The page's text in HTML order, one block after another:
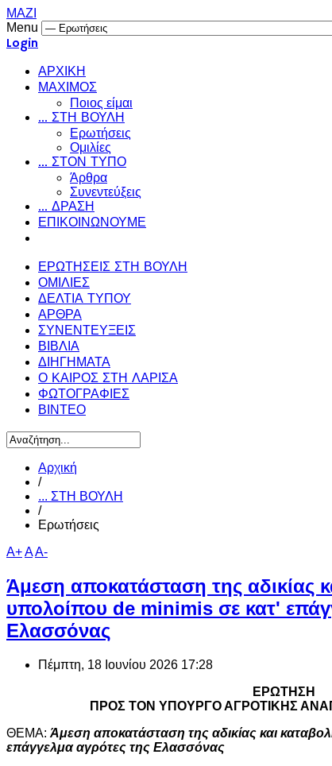
ΜΑΖΙ
Menu
Login
ΑΡΧΙΚΗ
ΜΑΧΙΜΟΣ
Ποιος είμαι
... ΣΤΗ ΒΟΥΛΗ
Ερωτήσεις
Ομιλίες
... ΣΤΟΝ ΤΥΠΟ
Άρθρα
Συνεντεύξεις
... ΔΡΑΣΗ
ΕΠΙΚΟΙΝΩΝΟΥΜΕ
ΕΡΩΤΗΣΕΙΣ ΣΤΗ ΒΟΥΛΗ
ΟΜΙΛΙΕΣ
ΔΕΛΤΙΑ ΤΥΠΟΥ
ΑΡΘΡΑ
ΣΥΝΕΝΤΕΥΞΕΙΣ
ΒΙΒΛΙΑ
ΔΙΗΓΗΜΑΤΑ
Ο ΚΑΙΡΟΣ ΣΤΗ ΛΑΡΙΣΑ
ΦΩΤΟΓΡΑΦΙΕΣ
ΒΙΝΤΕΟ
Αρχική
/
... ΣΤΗ ΒΟΥΛΗ
/
Ερωτήσεις
A+AA-
Άμεση αποκατάσταση της αδικίας
υπολοίπου de minimis σε κατ'
Ελασσόνας
Πέμπτη, 18 Ιουνίου 2026 17:28
ΕΡΩΤΗΣΗ
ΠΡΟΣ ΤΟΝ ΥΠΟΥΡΓΟ ΑΓΡΟΤΙΚΗΣ
ΘΕΜΑ: Άμεση αποκατάσταση της αδικίας και
επάγγελμα αγρότες της Ελασσόνας